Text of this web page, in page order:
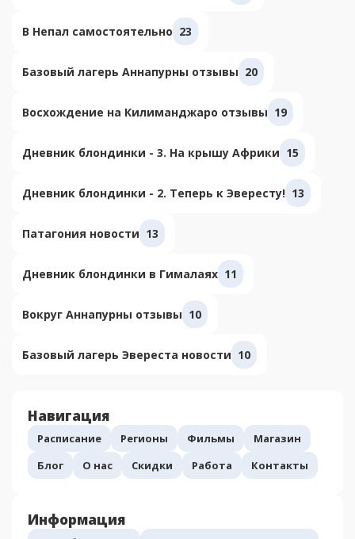
В Непал самостоятельно 23
Базовый лагерь Аннапурны отзывы 20
Восхождение на Килиманджаро отзывы 19
Дневник блондинки - 3. На крышу Африки 15
Дневник блондинки - 2. Теперь к Эвересту! 13
Патагония новости 13
Дневник блондинки в Гималаях 11
Вокруг Аннапурны отзывы 10
Базовый лагерь Эвереста новости 10
Навигация
Расписание Регионы Фильмы
Магазин
Блог
О нас Скидки Работа Контакты
Информация